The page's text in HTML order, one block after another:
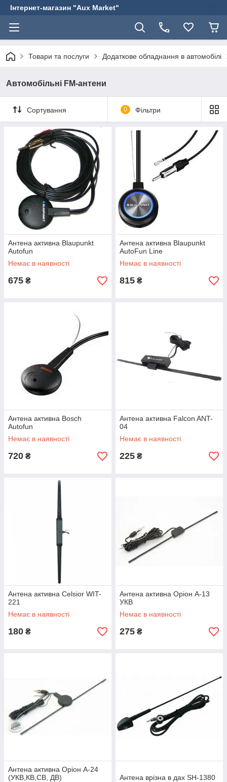
Інтернет-магазин "Aux Market"
Товари та послуги Додаткове обладнання в автомобілі
Автомобільні FM-антени
Сортування 0 Фільтри
Антена активна Blaupunkt
Autofun
Немає в наявності
675 ₴
Антена активна Blaupunkt
AutoFun Line
Немає в наявності
815 ₴
Антена активна Bosch
Autofun
Немає в наявності
720 ₴
Антена активна Falcon ANT-
04
Немає в наявності
225 ₴
Антена активна Celsior WIT-
221
Немає в наявності
180 ₴
Антена активна Оріон А-13
УКВ
Немає в наявності
275 ₴
Антена активна Оріон А-24
(УКВ,КВ,СВ, ДВ)
Антена врізна в дах SH-1380